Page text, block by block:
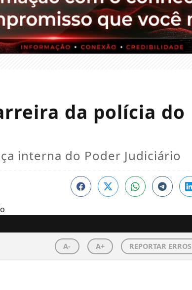
da polícia do
interna do Poder Judiciário
A- A+ REPORTAR ERROS